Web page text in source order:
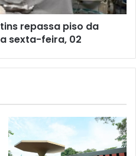
repassa piso da
sexta-feira, 02